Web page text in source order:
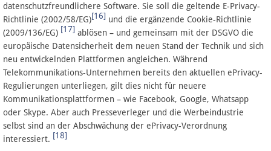
datenschutzfreundlichere Software. Sie soll die geltende E-Privacy-
Richtlinie (2002/58/EG)[16] und die ergänzende Cookie-Richtlinie
(2009/136/EG) [17] ablösen – und gemeinsam mit der DSGVO die
europäische Datensicherheit dem neuen Stand der Technik und sich
neu entwickelnden Plattformen angleichen. Während
Telekommunikations-Unternehmen bereits den aktuellen ePrivacy-
Regulierungen unterliegen, gilt dies nicht für neuere
Kommunikationsplattformen – wie Facebook, Google, Whatsapp
oder Skype. Aber auch Presseverleger und die Werbeindustrie
selbst sind an der Abschwächung der ePrivacy-Verordnung
interessiert. [18]